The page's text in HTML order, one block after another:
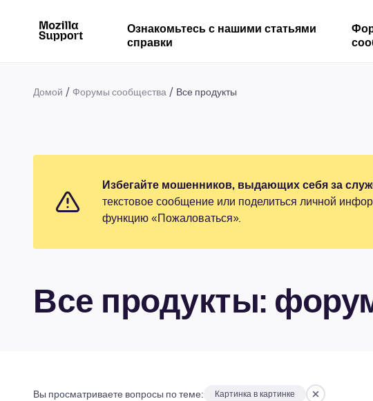
Ознакомьтесь с нашими статьями
справки
Домой Форумы сообщества Все продукты
Избегайте мошенников, выдающих себя за
текстовое сообщение или поделиться личной
функцию «Пожаловаться».
Все продукты:
Вы просматриваете вопросы по теме: Картинка в картинке